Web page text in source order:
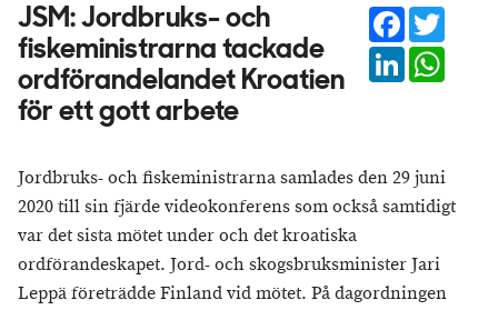
JSM: Jordbruks- och
fiskeministrarna tackade
ordförandelandet Kroatien
för ett gott arbete
Facebook
LinkedIn
Jordbruks- och fiskeministrarna samlades den 29 juni
2020 till sin fjärde videokonferens som också samtidigt
var det sista mötet under och det kroatiska
ordförandeskapet. Jord- och skogsbruksminister Jari
Leppä företrädde Finland vid mötet. På dagordningen